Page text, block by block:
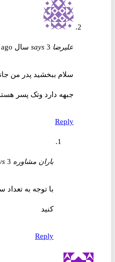
علیرضا says 3 سال ago
جبهه دارد وتک پسر هستم
Reply
باران مشاوره says 3 سال ago
با توجه به تعداد
Reply